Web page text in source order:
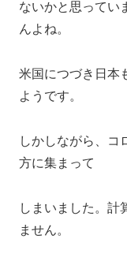
ないかと思ってい
んよね。
米国につづき日本
ようです。
しかしながら、コ
方に集まって
しまいました。計
ません。